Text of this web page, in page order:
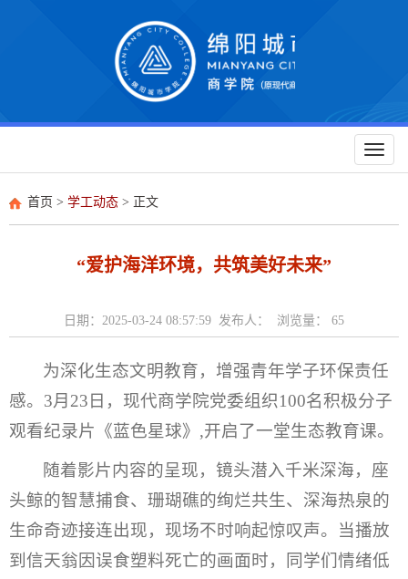
Toggle
首页 > 学工动态 > 正文
“爱护海洋环境，共筑美好未来”
日期：2025-03-24 08:57:59 发布人： 浏览量： 65
为深化生态文明教育，增强青年学子环保责任
感。3月23日，现代商学院党委组织100名积极分子
观看纪录片《蓝色星球》,开启了一堂生态教育课。
随着影片内容的呈现，镜头潜入千米深海，座
头鲸的智慧捕食、珊瑚礁的绚烂共生、深海热泉的
生命奇迹接连出现，现场不时响起惊叹声。当播放
到信天翁因误食塑料死亡的画面时，同学们情绪低